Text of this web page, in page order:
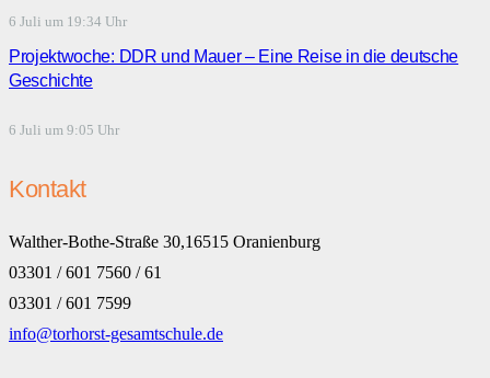
6 Juli um 19:34 Uhr
Projektwoche: DDR und Mauer – Eine Reise in die deutsche
Geschichte
6 Juli um 9:05 Uhr
Kontakt
Walther-Bothe-Straße 30,16515 Oranienburg
03301 / 601 7560 / 61
03301 / 601 7599
info@torhorst-gesamtschule.de